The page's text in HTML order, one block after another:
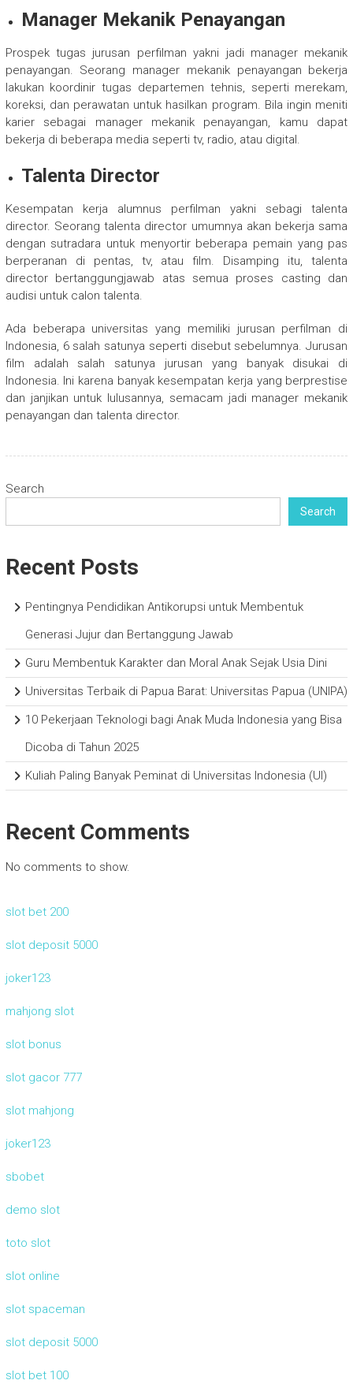
Manager Mekanik Penayangan
Prospek tugas jurusan perfilman yakni jadi manager mekanik
penayangan. Seorang manager mekanik penayangan bekerja
lakukan koordinir tugas departemen tehnis, seperti merekam,
koreksi, dan perawatan untuk hasilkan program. Bila ingin meniti
karier sebagai manager mekanik penayangan, kamu dapat
bekerja di beberapa media seperti tv, radio, atau digital.
Talenta Director
Kesempatan kerja alumnus perfilman yakni sebagi talenta
director. Seorang talenta director umumnya akan bekerja sama
dengan sutradara untuk menyortir beberapa pemain yang pas
berperanan di pentas, tv, atau film. Disamping itu, talenta
director bertanggungjawab atas semua proses casting dan
audisi untuk calon talenta.
Ada beberapa universitas yang memiliki jurusan perfilman di
Indonesia, 6 salah satunya seperti disebut sebelumnya. Jurusan
film adalah salah satunya jurusan yang banyak disukai di
Indonesia. Ini karena banyak kesempatan kerja yang berprestise
dan janjikan untuk lulusannya, semacam jadi manager mekanik
penayangan dan talenta director.
Search
Search
Recent Posts
Pentingnya Pendidikan Antikorupsi untuk Membentuk
Generasi Jujur dan Bertanggung Jawab
Guru Membentuk Karakter dan Moral Anak Sejak Usia Dini
Universitas Terbaik di Papua Barat: Universitas Papua (UNIPA)
10 Pekerjaan Teknologi bagi Anak Muda Indonesia yang Bisa
Dicoba di Tahun 2025
Kuliah Paling Banyak Peminat di Universitas Indonesia (UI)
Recent Comments
No comments to show.
slot bet 200
slot deposit 5000
joker123
mahjong slot
slot bonus
slot gacor 777
slot mahjong
joker123
sbobet
demo slot
toto slot
slot online
slot spaceman
slot deposit 5000
slot bet 100